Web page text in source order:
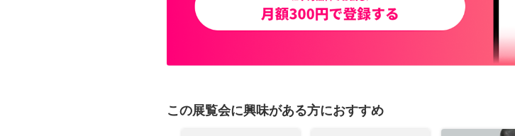
この展覧会に興味がある方におすすめ